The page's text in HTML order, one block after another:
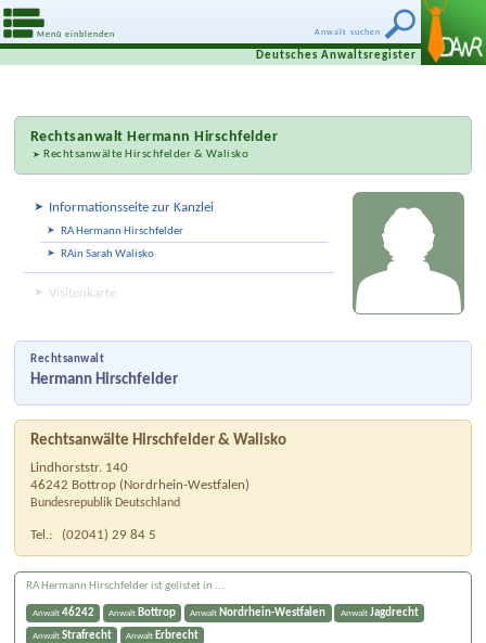
Anwalt suchen
Menü einblenden
Deutsches Anwaltsregister
RechtsanwaltHermann Hirschfelder
Rechtsanwälte Hirschfelder & Walisko
Informationsseite zur Kanzlei
RA Hermann Hirschfelder
RAin Sarah Walisko
Visitenkarte
Rechtsanwalt
Hermann Hirschfelder
Rechtsanwälte Hirschfelder & Walisko
Lindhorststr. 140
46242 Bottrop ( Nordrhein-Westfalen)
Bundesrepublik Deutschland
Tel.: (02041) 29 84 5
RA Hermann Hirschfelder ist gelistet in ...
Anwalt 46242 Anwalt Bottrop Anwalt Nordrhein-Westfalen Anwalt Jagdrecht
Anwalt Strafrecht Anwalt Erbrecht